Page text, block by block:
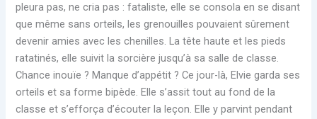
pleura pas, ne cria pas : fataliste, elle se consola en se disant
que même sans orteils, les grenouilles pouvaient sûrement
devenir amies avec les chenilles. La tête haute et les pieds
ratatinés, elle suivit la sorcière jusqu’à sa salle de classe.
Chance inouïe ? Manque d’appétit ? Ce jour-là, Elvie garda ses
orteils et sa forme bipède. Elle s’assit tout au fond de la
classe et s’efforça d’écouter la leçon. Elle y parvint pendant